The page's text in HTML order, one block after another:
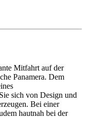
Mitfahrt auf der
Panamera. Dem
sich von Design und
Bei einer
hautnah bei der